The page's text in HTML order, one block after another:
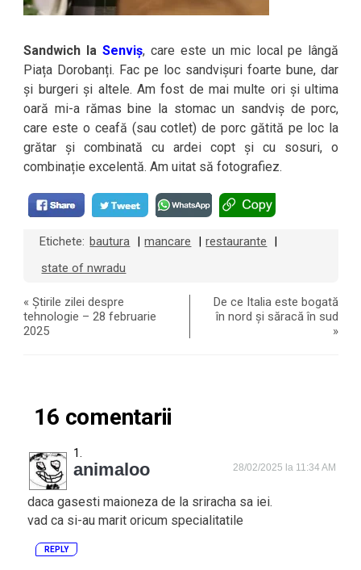
Sandwich laSenviș, care este un mic local pe lângă
Piața Dorobanți. Fac pe loc sandvișuri foarte bune, dar
și burgeri și altele. Am fost de mai multe ori și ultima
oară mi-a rămas bine la stomac un sandviș de porc,
care este o ceafă (sau cotlet) de porc gătită pe loc la
grătar și combinată cu ardei copt și cu sosuri, o
combinație excelentă. Am uitat să fotografiez.
Etichete: bautura mancare restaurante
state of nwradu
«Știrile zilei despre
tehnologie – 28 februarie
2025
De ce Italia este bogată
în nord și săracă în sud
»
16 comentarii
animaloo 28/02/2025 la 11:34 AM
daca gasesti maioneza de la sriracha sa iei.
vad ca si-au marit oricum specialitatile
REPLY